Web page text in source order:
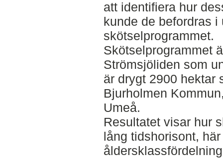
att identifiera hur
kunde de befordras i
skötselprogrammet.
Skötselprogrammet
Strömsjöliden som
är drygt 2900 hektar
Bjurholmen
Umeå.
Resultatet visar hur
lång tidshorisont,